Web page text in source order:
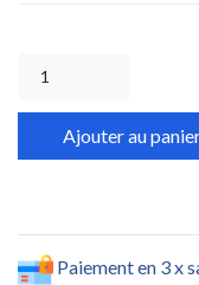
Ajouter au
Paiement en 3 x